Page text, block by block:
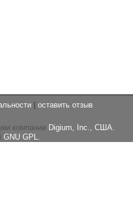
| оставить отзыв
компании Digium, Inc., США.
GNU GPL.